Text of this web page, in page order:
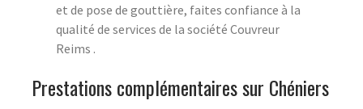
et de pose de gouttière, faites confiance à la
qualité de services de la société Couvreur
Reims .
Prestations complémentaires sur Chéniers